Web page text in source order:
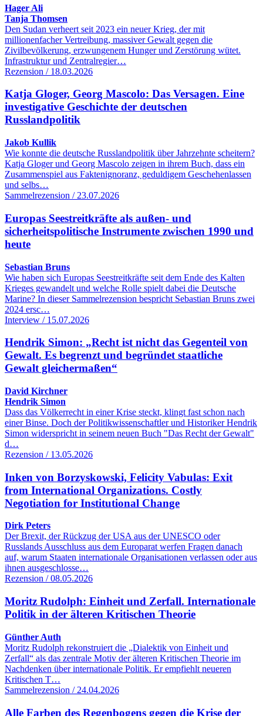
Hager Ali
Tanja Thomsen
Den Sudan verheert seit 2023 ein neuer Krieg, der mit
millionenfacher Vertreibung, massiver Gewalt gegen die
Zivilbevölkerung, erzwungenem Hunger und Zerstörung wütet.
Infrastruktur und Zentralregier…
Rezension / 18.03.2026
Katja Gloger, Georg Mascolo: Das Versagen. Eine
investigative Geschichte der deutschen
Russlandpolitik
Jakob Kullik
Wie konnte die deutsche Russlandpolitik über Jahrzehnte scheitern?
Katja Gloger und Georg Mascolo zeigen in ihrem Buch, dass ein
Zusammenspiel aus Faktenignoranz, geduldigem Geschehenlassen
und selbs…
Sammelrezension / 23.07.2026
Europas Seestreitkräfte als außen- und
sicherheitspolitische Instrumente zwischen 1990 und
heute
Sebastian Bruns
Wie haben sich Europas Seestreitkräfte seit dem Ende des Kalten
Krieges gewandelt und welche Rolle spielt dabei die Deutsche
Marine? In dieser Sammelrezension bespricht Sebastian Bruns zwei
2024 ersc…
Interview / 15.07.2026
Hendrik Simon: „Recht ist nicht das Gegenteil von
Gewalt. Es begrenzt und begründet staatliche
Gewalt gleichermaßen“
David Kirchner
Hendrik Simon
Dass das Völkerrecht in einer Krise steckt, klingt fast schon nach
einer Binse. Doch der Politikwissenschaftler und Historiker Hendrik
Simon widerspricht in seinem neuen Buch "Das Recht der Gewalt"
d…
Rezension / 13.05.2026
Inken von Borzyskowski, Felicity Vabulas: Exit
from International Organizations. Costly
Negotiation for Institutional Change
Dirk Peters
Der Brexit, der Rückzug der USA aus der UNESCO oder
Russlands Ausschluss aus dem Europarat werfen Fragen danach
auf, warum Staaten internationale Organisationen verlassen oder aus
ihnen ausgeschlosse…
Rezension / 08.05.2026
Moritz Rudolph: Einheit und Zerfall. Internationale
Politik in der älteren Kritischen Theorie
Günther Auth
Moritz Rudolph rekonstruiert die „Dialektik von Einheit und
Zerfall“ als das zentrale Motiv der älteren Kritischen Theorie im
Nachdenken über internationale Politik. Er empfiehlt neueren
Kritischen T…
Sammelrezension / 24.04.2026
Alle Farben des Regenbogens gegen die Krise der